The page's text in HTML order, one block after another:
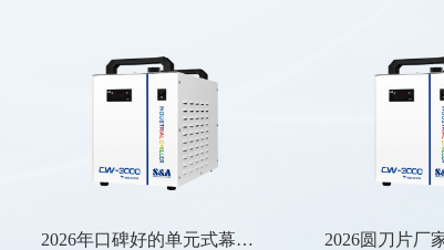
2026年口碑好的单元式幕墙铝型材生产厂商合作实力参考_国内新闻_聊城大众网